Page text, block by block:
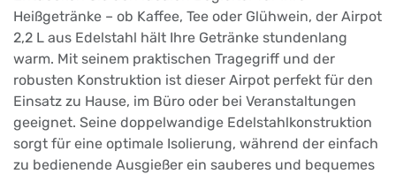
Heißgetränke – ob Kaffee, Tee oder Glühwein, der Airpot
2,2 L aus Edelstahl hält Ihre Getränke stundenlang
warm. Mit seinem praktischen Tragegriff und der
robusten Konstruktion ist dieser Airpot perfekt für den
Einsatz zu Hause, im Büro oder bei Veranstaltungen
geeignet. Seine doppelwandige Edelstahlkonstruktion
sorgt für eine optimale Isolierung, während der einfach
zu bedienende Ausgießer ein sauberes und bequemes